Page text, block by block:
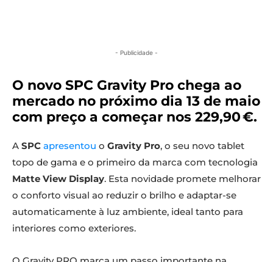
- Publicidade -
O novo SPC Gravity Pro chega ao
mercado no próximo dia 13 de maio
com preço a começar nos 229,90 €.
A SPC apresentou o Gravity Pro, o seu novo tablet
topo de gama e o primeiro da marca com tecnologia
Matte View Display. Esta novidade promete melhorar
o conforto visual ao reduzir o brilho e adaptar-se
automaticamente à luz ambiente, ideal tanto para
interiores como exteriores.